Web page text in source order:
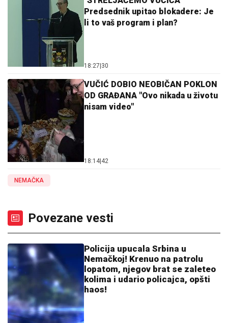
Predsednik upitao blokadere: Je
li to vaš program i plan?
18:27 30
VUČIĆ DOBIO NEOBIČAN POKLON
OD GRAĐANA "Ovo nikada u životu
nisam video"
18:14 42
NEMAČKA
Povezane vesti
Policija upucala Srbina u
Nemačkoj! Krenuo na patrolu
lopatom, njegov brat se zaleteo
kolima i udario policajca, opšti
haos!